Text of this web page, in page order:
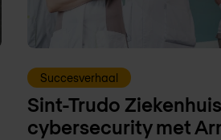
Succesverhaal
Sint-Trudo
cybersecurity met